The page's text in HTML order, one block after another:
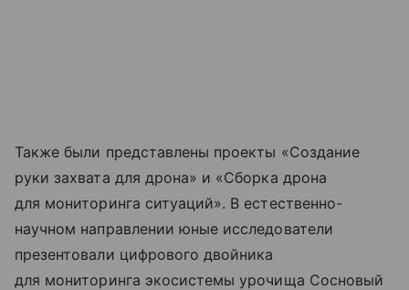
Также были представлены проекты «Создание
руки захвата для дрона» и «Сборка дрона
для мониторинга ситуаций». В естественно-
научном направлении юные исследователи
презентовали цифрового двойника
для мониторинга экосистемы урочища Сосновый